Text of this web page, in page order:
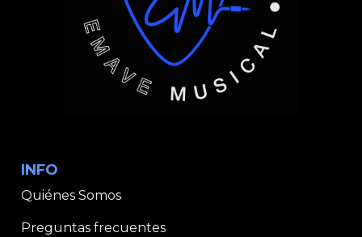
INFO
Quiénes Somos
Preguntas frecuentes